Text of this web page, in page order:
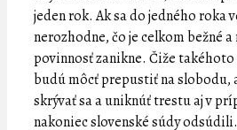
jeden rok. Ak sa do jedného roka
nerozhodne, čo je celkom bežné
povinnosť zanikne. Čiže
budú môcť prepustiť na slobodu,
skrývať sa a uniknúť trestu aj v
nakoniec slovenské súdy odsúdili.